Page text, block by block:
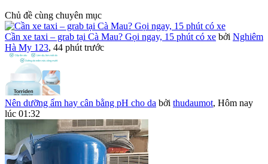
Chủ đề cùng chuyên mục
Cần xe taxi – grab tại Cà Mau? Gọi ngay, 15 phút có xe bởi Nghiêm
Hà My 123, 44 phút trước
Nên dưỡng ẩm hay cân bằng pH cho da bởi thudaumot, Hôm nay
lúc 01:32